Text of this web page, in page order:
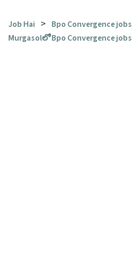
Job Hai > Bpo Convergence jobs
Murgasolలో Bpo Convergence jobs